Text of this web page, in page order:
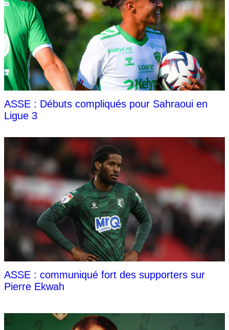
ASSE : Débuts compliqués pour Sahraoui en
Ligue 3
ASSE : communiqué fort des supporters sur
Pierre Ekwah